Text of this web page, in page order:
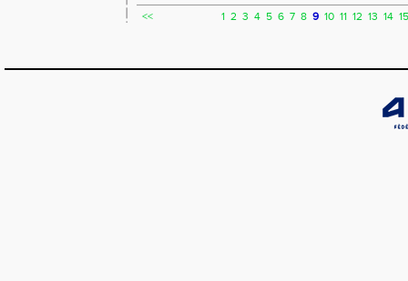
<< 1 2 3 4 5 6 7 8 9 10 11 12 13 14